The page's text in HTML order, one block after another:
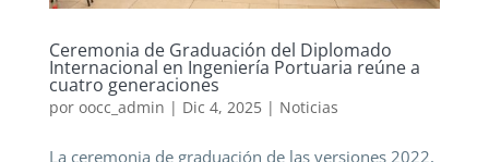
Ceremonia de Graduación del Diplomado
Internacional en Ingeniería Portuaria reúne a
cuatro generaciones
por oocc_admin | Dic 4, 2025| Noticias
La ceremonia de graduación de las versiones 2022,